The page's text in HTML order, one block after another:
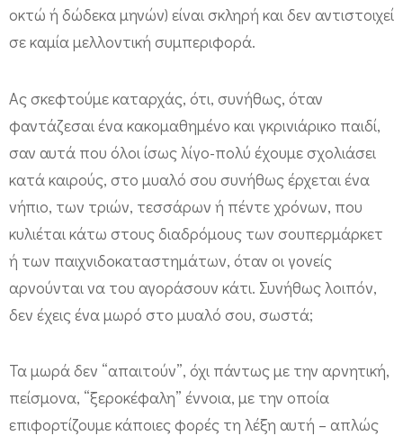
οκτώ ή δώδεκα μηνών) είναι σκληρή και δεν αντιστοιχεί
σε καμία μελλοντική συμπεριφορά.
Ας σκεφτούμε καταρχάς, ότι, συνήθως, όταν
φαντάζεσαι ένα κακομαθημένο και γκρινιάρικο παιδί,
σαν αυτά που όλοι ίσως λίγο-πολύ έχουμε σχολιάσει
κατά καιρούς, στο μυαλό σου συνήθως έρχεται ένα
νήπιο, των τριών, τεσσάρων ή πέντε χρόνων, που
κυλιέται κάτω στους διαδρόμους των σουπερμάρκετ
ή των παιχνιδοκαταστημάτων, όταν οι γονείς
αρνούνται να του αγοράσουν κάτι. Συνήθως λοιπόν,
δεν έχεις ένα μωρό στο μυαλό σου, σωστά;
Τα μωρά δεν “απαιτούν”, όχι πάντως με την αρνητική,
πείσμονα, “ξεροκέφαλη” έννοια, με την οποία
επιφορτίζουμε κάποιες φορές τη λέξη αυτή – απλώς